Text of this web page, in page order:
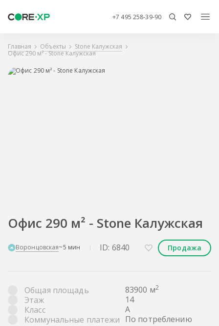
+7 495 258-39-90
Главная Объекты
Stone Калужская
Офис 290 м² - Stone Калужская
Офис 290 м² - Stone Калужская
Воронцовская~5 мин ID: 6840 Продажа
Общая площадь 83900 м2
Этаж
14
Класс
A
Коммунальные платежи По потреблению